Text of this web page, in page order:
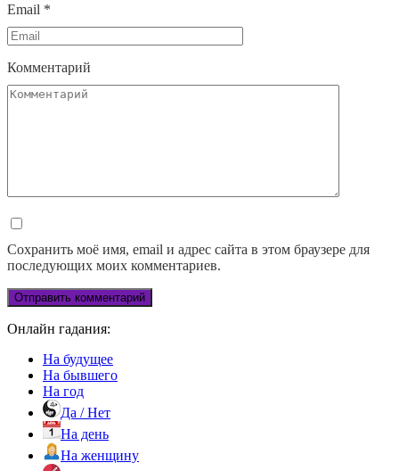
Email *
Комментарий
Сохранить моё имя, email и адрес сайта в этом браузере для
последующих моих комментариев.
Онлайн гадания:
На будущее
На бывшего
На год
Да / Нет
На день
На женщину